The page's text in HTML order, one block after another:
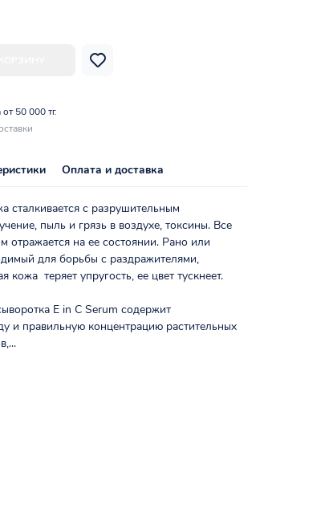
50 000 тг.
Оплата и доставка
сталкивается с разрушительным
пыль и грязь в воздухе, токсины. Все
отражается на ее состоянии. Рано или
для борьбы с раздражителями,
кожа теряет упругость, ее цвет тускнеет.
E in C Serum содержит
и правильную концентрацию растительных